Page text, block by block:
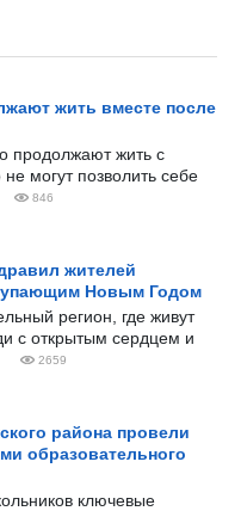
жить вместе после
продолжают жить с
могут позволить себе
846
жителей
Новым Годом
регион, где живут
с открытым сердцем и
2659
района провели
образовательного
ключевые